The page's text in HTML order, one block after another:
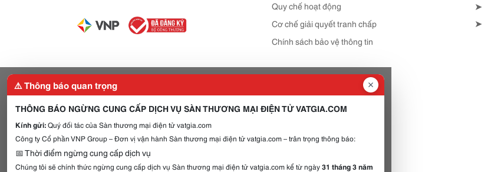
Quy chế hoạt động
Cơ chế giải quyết tranh chấp
Chính sách bảo vệ thông tin
➤
➤
⚠️ Thông báo quan trọng
THÔNG BÁO NGỪNG CUNG CẤP DỊCH VỤ SÀN THƯƠNG MẠI ĐIỆN TỬ VATGIA.COM
Kính gửi:Quý đối tác của Sàn thương mại điện tử vatgia.com
Công ty Cổ phần VNP Group – Đơn vị vận hành Sàn thương mại điện tử vatgia.com – trân trọng thông báo:
📅 Thời điểm ngừng cung cấp dịch vụ
Chúng tôi sẽ chính thức ngừng cung cấp dịch vụ Sàn thương mại điện tử vatgia.com kể từ ngày31 tháng 3 năm